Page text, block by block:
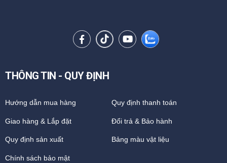
THÔNG TIN - QUY ĐỊNH
Hướng dẫn mua hàng Quy định thanh toán
Giao hàng & Lắp đặt Đổi trả & Bảo hành
Quy định sản xuất Bảng màu vật liệu
Chính sách bảo mật